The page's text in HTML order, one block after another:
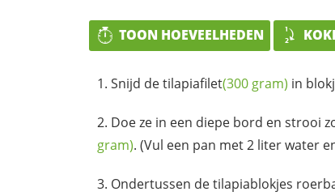
TOON HOEVEELHEDEN
Snijd detilapiafilet(300 gram) in
Doe ze in een diepe bord en strooi
gram). (Vul een pan met 2 liter water
Ondertussen de tilapiablokjes